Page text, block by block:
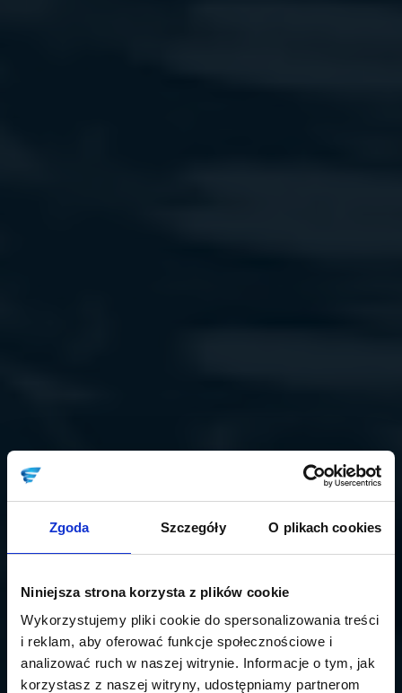
Zgoda Szczegóły O plikach cookies
Niniejsza strona korzysta z plików cookie
Wykorzystujemy pliki cookie do spersonalizowania treści
i reklam, aby oferować funkcje społecznościowe i
analizować ruch w naszej witrynie. Informacje o tym, jak
korzystasz z naszej witryny, udostępniamy partnerom